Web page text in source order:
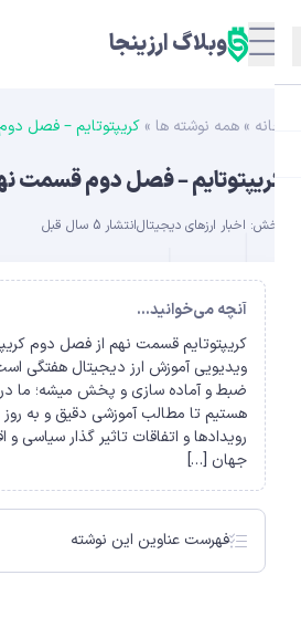
وبلاگ ارزینجا
»همه نوشته ها»کریپتوتایم – فصل دوم
– فصل دوم قسمت نهم
اخبار ارزهای دیجیتالانتشار 5 سال قبل
آنچه می‌خوانید...
کریپتوتایم قسمت نهم از فصل دوم
ویدیویی آموزش ارز دیجیتال هفتگی است;
ضبط و آماده سازی و پخش میشه؛ ما در
هستیم تا مطالب آموزشی دقیق و به روز
رویدادها و اتفاقات تاثیر گذار سیاسی و
جهان […]
فهرست عناوین این نوشته